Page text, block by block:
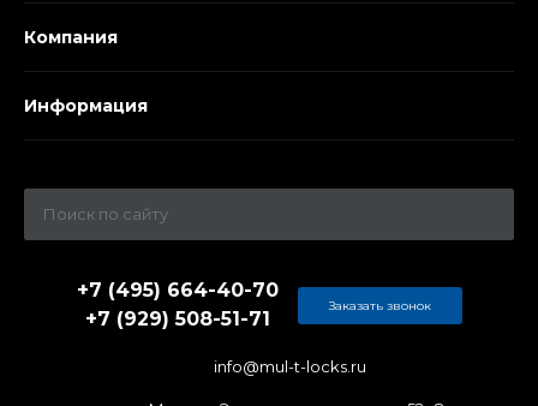
Компания
Информация
info@mul-t-locks.ru
+7 (495) 664-40-70
+7 (929) 508-51-71
Заказать звонок